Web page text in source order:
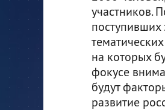
участников.
на которых
фокусе
будут
развитие